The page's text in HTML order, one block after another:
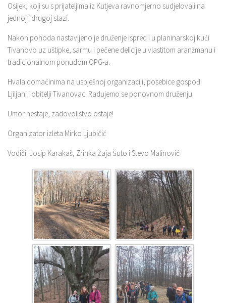
Osijek, koji su s prijateljima iz Kutjeva ravnomjerno sudjelovali na
jednoj i drugoj stazi.
Nakon pohoda nastavljeno je druženje ispred i u planinarskoj kući
Tivanovo uz uštipke, sarmu i pečene delicije u vlastitom aranžmanu i
tradicionalnom ponudom OPG-a.
Hvala domaćinima na uspješnoj organizaciji, posebice gospođi
Ljiljani i obitelji Tivanovac. Radujemo se ponovnom druženju.
Umor nestaje, zadovoljstvo ostaje!
Organizator izleta Mirko Ljubičić
Vodiči: Josip Karakaš, Zrinka Žaja Šuto i Stevo Malinović